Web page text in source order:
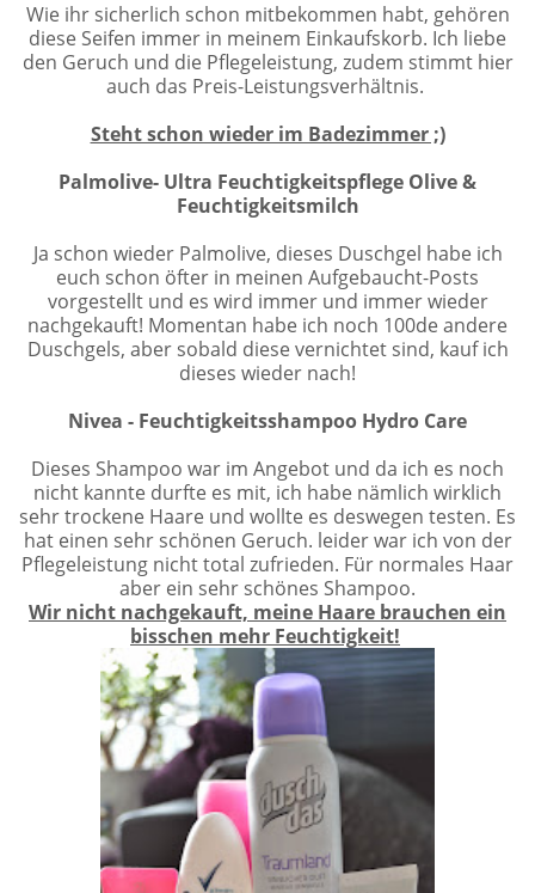
Wie ihr sicherlich schon mitbekommen habt, gehören
diese Seifen immer in meinem Einkaufskorb. Ich liebe
den Geruch und die Pflegeleistung, zudem stimmt hier
auch das Preis-Leistungsverhältnis.
Steht schon wieder im Badezimmer ;)
Palmolive- Ultra Feuchtigkeitspflege Olive &
Feuchtigkeitsmilch
Ja schon wieder Palmolive, dieses Duschgel habe ich
euch schon öfter in meinen Aufgebaucht-Posts
vorgestellt und es wird immer und immer wieder
nachgekauft! Momentan habe ich noch 100de andere
Duschgels, aber sobald diese vernichtet sind, kauf ich
dieses wieder nach!
Nivea - Feuchtigkeitsshampoo Hydro Care
Dieses Shampoo war im Angebot und da ich es noch
nicht kannte durfte es mit, ich habe nämlich wirklich
sehr trockene Haare und wollte es deswegen testen. Es
hat einen sehr schönen Geruch. leider war ich von der
Pflegeleistung nicht total zufrieden. Für normales Haar
aber ein sehr schönes Shampoo.
Wir nicht nachgekauft, meine Haare brauchen ein
bisschen mehr Feuchtigkeit!